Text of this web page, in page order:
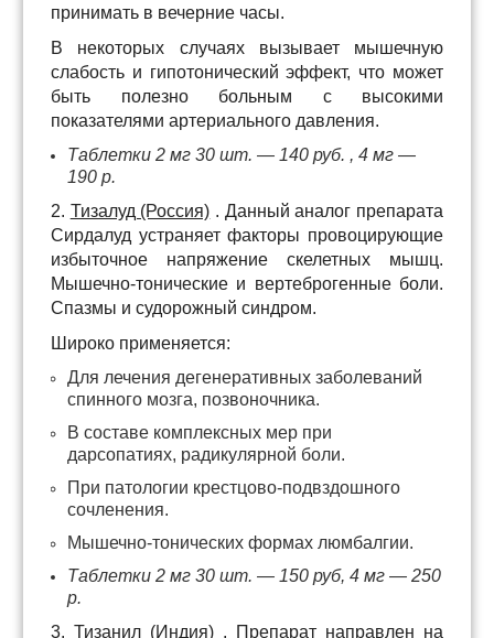
принимать в вечерние часы.
В некоторых случаях вызывает мышечную
слабость и гипотонический эффект, что может
быть полезно больным с высокими
показателями артериального давления.
Таблетки 2 мг 30 шт. — 140 руб. , 4 мг —
190 р.
2. Тизалуд (Россия) . Данный аналог препарата
Сирдалуд устраняет факторы провоцирующие
избыточное напряжение скелетных мышц.
Мышечно-тонические и вертеброгенные боли.
Спазмы и судорожный синдром.
Широко применяется:
Для лечения дегенеративных заболеваний
спинного мозга, позвоночника.
В составе комплексных мер при
дарсопатиях, радикулярной боли.
При патологии крестцово-подвздошного
сочленения.
Мышечно-тонических формах люмбалгии.
Таблетки 2 мг 30 шт. — 150 руб, 4 мг — 250
р.
3. Тизанил (Индия) . Препарат направлен на